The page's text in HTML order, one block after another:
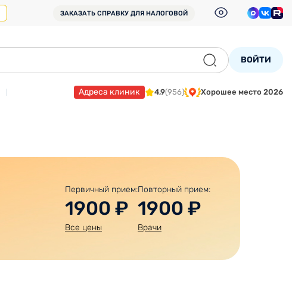
ЗАКАЗАТЬ СПРАВКУ ДЛЯ НАЛОГОВОЙ
ВОЙТИ
Адреса клиник 4,9(956) Хорошее место 2026
Первичный прием:
1900 ₽
Все цены
Повторный прием:
1900 ₽
Врачи